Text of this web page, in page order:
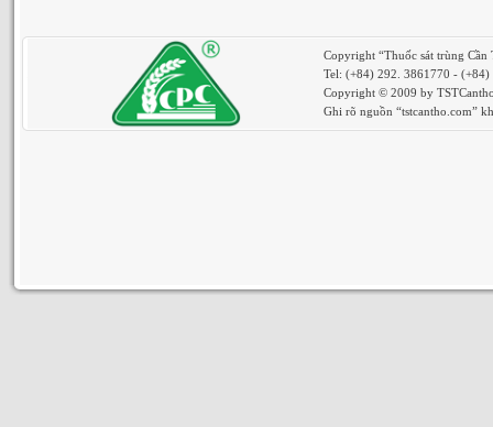
Copyright “Thuốc sát trùng
Tel: (+84) 292. 3861770 -
Copyright © 2009 by
Ghi rõ nguồn “tstcantho.com”